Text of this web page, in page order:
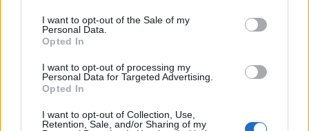
I want to opt-out of the Sale of my
Personal Data.
Opted In
I want to opt-out of processing my
Personal Data for Targeted Advertising.
Opted In
I want to opt-out of Collection, Use,
Retention, Sale, and/or Sharing of my